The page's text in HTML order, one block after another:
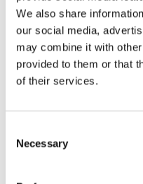
We also share
our social media,
may combine it with
provided to them or that
of their services.
Selection
Necessary
MODELO Compatível
220225225LPG313S320S320S+420
Adaptável
423
Adaptável
CompatívelCompatívelCompatívelCompatívelCompatívelCompatívelCompatívelCompatível
e6